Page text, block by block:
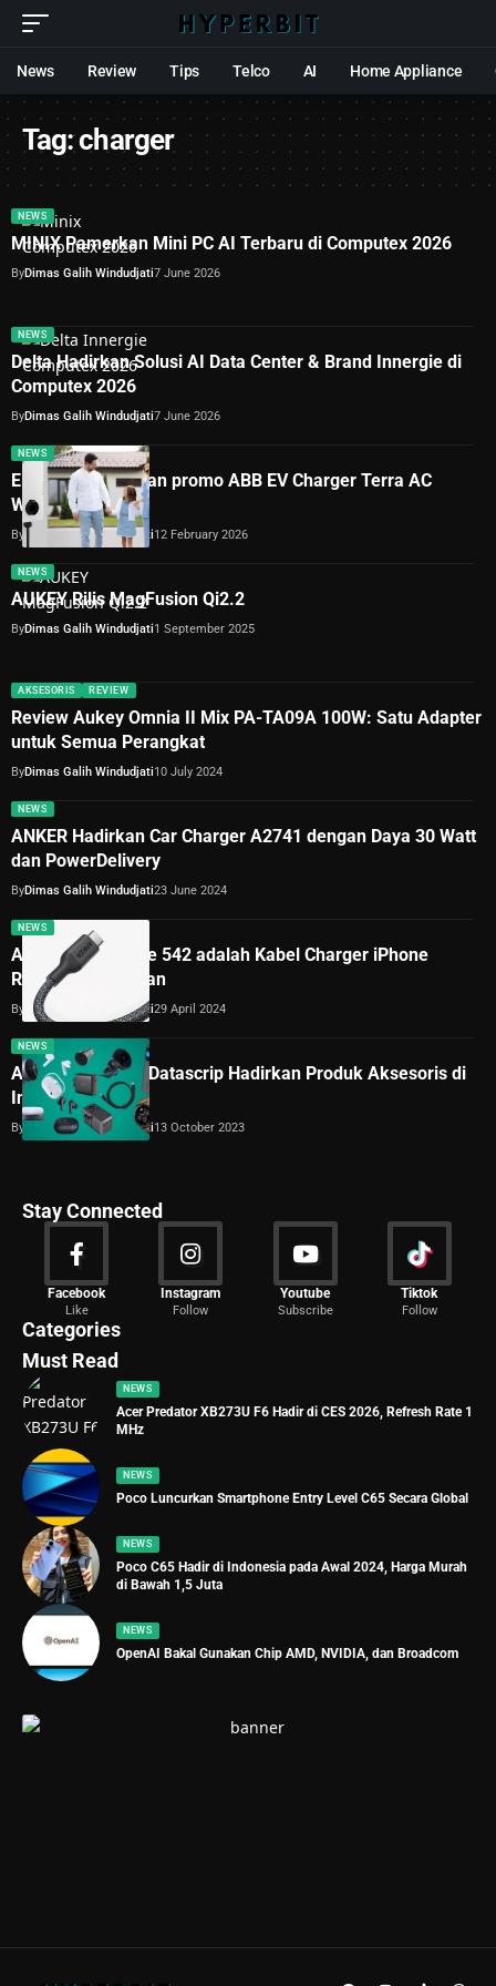
News Review Tips Telco AI Home Appliance
Tag:charger
NEWS
MINIX Pamerkan Mini PC AI Terbaru di Computex 2026
ByDimas Galih Windudjati7 June 2026
NEWS
Delta Hadirkan Solusi AI Data Center & Brand Innergie di
Computex 2026
ByDimas Galih Windudjati7 June 2026
NEWS
ElectGo.id hadirkan promo ABB EV Charger Terra AC
Wallbox
By Dimas Galih Windudjati12 February 2026
NEWS
AUKEY Rilis MagFusion Qi2.2
ByDimas Galih Windudjati1 September 2025
AKSESORIS REVIEW
Review Aukey Omnia II Mix PA-TA09A 100W: Satu Adapter
untuk Semua Perangkat
ByDimas Galih Windudjati10 July 2024
NEWS
ANKER Hadirkan Car Charger A2741 dengan Daya 30 Watt
dan PowerDelivery
ByDimas Galih Windudjati23 June 2024
NEWS
ANKER PowerLine 542 adalah Kabel Charger iPhone
Ramah Lingkungan
By Dimas Galih Windudjati29 April 2024
NEWS
AUKEY Gandeng Datascrip Hadirkan Produk Aksesoris di
Indonesia
By Dimas Galih Windudjati13 October 2023
Stay Connected
Facebook
Like
Instagram
Follow
Youtube
Subscribe
Tiktok
Follow
Categories
News
2029 Articles
Must Read
NEWS
Acer Predator XB273U F6 Hadir di CES 2026, Refresh Rate 1
MHz
NEWS
Poco Luncurkan Smartphone Entry Level C65 Secara Global
NEWS
Poco C65 Hadir di Indonesia pada Awal 2024, Harga Murah
di Bawah 1,5 Juta
NEWS
OpenAI Bakal Gunakan Chip AMD, NVIDIA, dan Broadcom